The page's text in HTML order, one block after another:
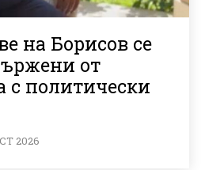
на Борисов се
от
с политически
2026